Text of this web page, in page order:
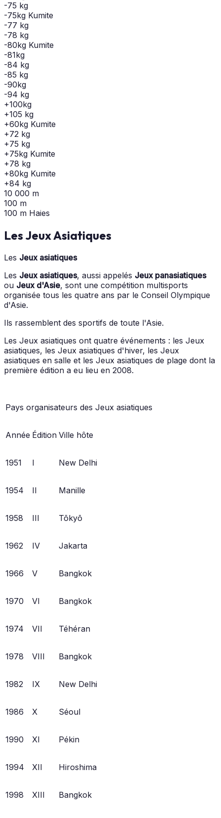
-75 kg
-75kg Kumite
-77 kg
-78 kg
-80kg Kumite
-81kg
-84 kg
-85 kg
-90kg
-94 kg
+100kg
+105 kg
+60kg Kumite
+72 kg
+75 kg
+75kg Kumite
+78 kg
+80kg Kumite
+84 kg
10 000 m
100 m
100 m Haies
Les Jeux Asiatiques
Les Jeux asiatiques
Les Jeux asiatiques, aussi appelés Jeux panasiatiques
ou Jeux d'Asie, sont une compétition multisports
organisée tous les quatre ans par le Conseil Olympique
d'Asie.
Ils rassemblent des sportifs de toute l'Asie.
Les Jeux asiatiques ont quatre événements : les Jeux
asiatiques, les Jeux asiatiques d'hiver, les Jeux
asiatiques en salle et les Jeux asiatiques de plage dont la
première édition a eu lieu en 2008.
Pays organisateurs des Jeux asiatiques
Année Édition Ville hôte
1951 I New Delhi
1954 II Manille
1958 III Tōkyō
1962 IV Jakarta
1966 V Bangkok
1970 VI Bangkok
1974 VII Téhéran
1978 VIII Bangkok
1982 IX New Delhi
1986 X Séoul
1990 XI Pékin
1994 XII Hiroshima
1998 XIII Bangkok